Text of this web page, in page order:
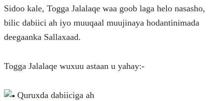
Sidoo kale, Togga Jalalaqe waa goob laga helo nasasho,
bilic dabiici ah iyo muuqaal muujinaya hodantinimada
deegaanka Sallaxaad.
Togga Jalalaqe wuxuu astaan u yahay:-
Quruxda dabiiciga ah